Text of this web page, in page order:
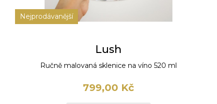
Nejprodávanější
Lush
Ručně malovaná sklenice na víno 520 ml
799,00 Kč